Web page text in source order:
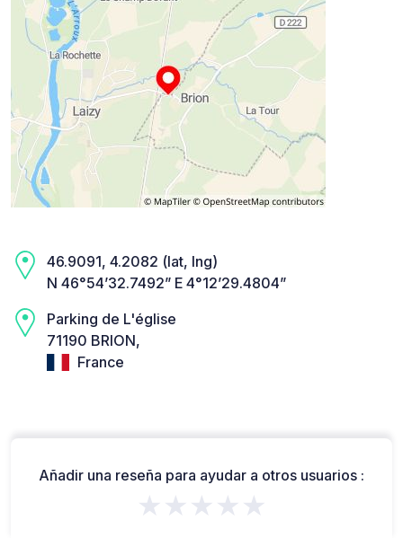
46.9091, 4.2082 (lat, lng)
N 46°54’32.7492” E 4°12’29.4804”
Parking de L'église
71190 BRION,
France
Añadir una reseña para ayudar a otros usuarios :
★★★★★